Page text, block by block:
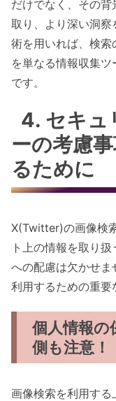
だけでなく、その
取り、より深い洞
術を用いれば、検
を単なる情報収集
です。
4. セキュ
ーの考慮
るために
X(Twitter)の画像検
ト上の情報を取り
への配慮は欠かせ
利用するための重要
個人情報の
側も注意！
画像検索を利用す